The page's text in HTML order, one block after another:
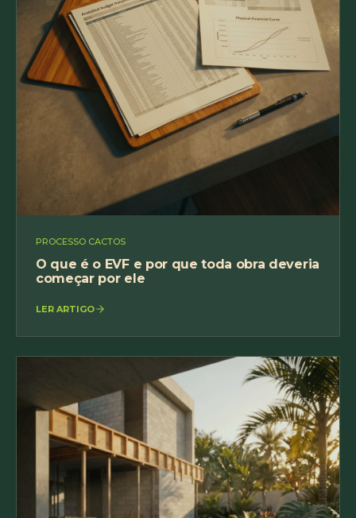
PROCESSO CACTOS
O que é o EVF e por que toda obra deveria
começar por ele
LER ARTIGO